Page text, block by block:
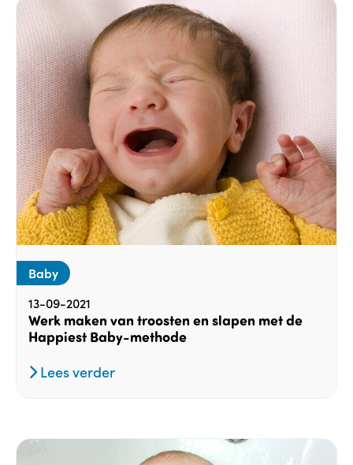
Baby
13-09-2021
Werk maken van troosten en slapen met de
Happiest Baby-methode
Lees verder